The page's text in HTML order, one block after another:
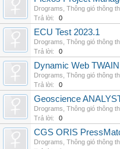
Drograms Thông gió thông
Trả lời:
0
ECU Test 2023.1
Drograms Thông gió thông
Trả lời:
0
Dynamic Web
Drograms Thông gió thông
Trả lời:
0
Geoscience
Drograms Thông gió thông
Trả lời:
0
CGS ORIS
Drograms Thông gió thông